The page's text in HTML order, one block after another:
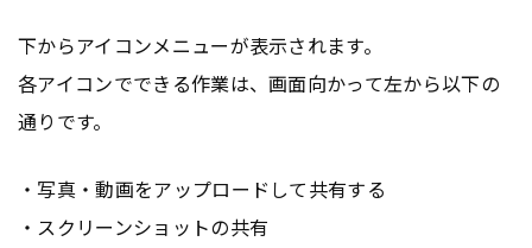
下からアイコンメニューが表示されます。
各アイコンでできる作業は、画面向かって左から以下の
通りです。
・写真・動画をアップロードして共有する
・スクリーンショットの共有